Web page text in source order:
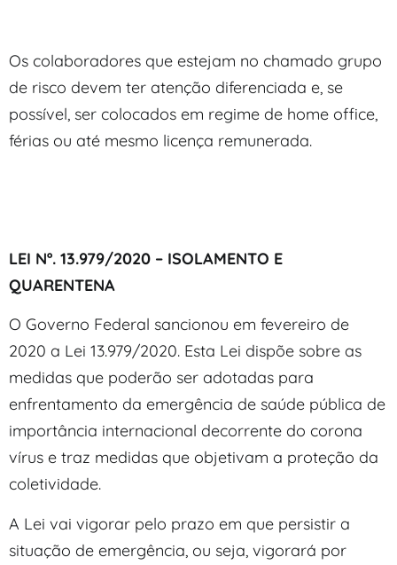
Os colaboradores que estejam no chamado grupo
de risco devem ter atenção diferenciada e, se
possível, ser colocados em regime de home office,
férias ou até mesmo licença remunerada.
LEI Nº. 13.979/2020 – ISOLAMENTO E
QUARENTENA
O Governo Federal sancionou em fevereiro de
2020 a Lei 13.979/2020. Esta Lei dispõe sobre as
medidas que poderão ser adotadas para
enfrentamento da emergência de saúde pública de
importância internacional decorrente do corona
vírus e traz medidas que objetivam a proteção da
coletividade.
A Lei vai vigorar pelo prazo em que persistir a
situação de emergência, ou seja, vigorará por